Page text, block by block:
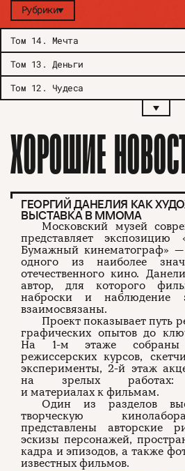
Рубрики
Том 14.
Мечта
Том 13 . Деньги
Том 12 . Чудеса
ХОРОШИЕ
ГЕОРГИЙ ДАНЕЛИЯ КАК
ВЫСТАВКА В ММОМА
Московский музей
представляет экспозицию
Бумажный кинематограф»
одного из наиболее
отечественного кино.
автор, для которого
наброски и
взаимосвязаны.
Проект показывает путь
графических опытов до
На 1-м этаже собраны
режиссерских курсов,
эксперименты, 2-й этаж
на зрелых работах:
и материалах к фильмам.
Один из разделов
творческую
представлены авторские
эскизы персонажей,
кадра и эпизодов, а также
известных фильмов.